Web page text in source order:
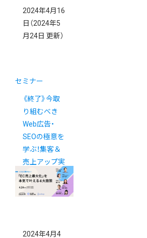
2024年4月16
日 （2024年5
月24日 更新）
セミナー
《終了》今取
り組むべき
Web広告・
SEOの極意を
学ぶ！集客＆
売上アップ実
践セミナー
2024年4月4